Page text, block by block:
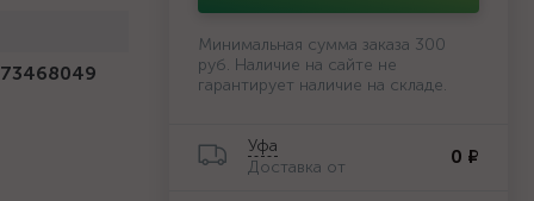
Минимальная сумма заказа 300
руб. Наличие на сайте не
гарантирует наличие на складе.
Уфа
Доставка от
0 ₽